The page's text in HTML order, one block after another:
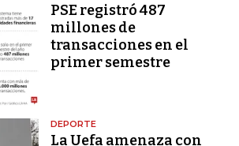
PSE registró 487
millones de
transacciones en el
primer semestre
DEPORTE
La Uefa amenaza con